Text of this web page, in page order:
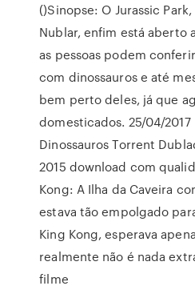
()Sinopse: O Jurassic
Nublar, enfim está aberto
as pessoas podem
com dinossauros e até
bem perto deles, já que
domesticados. 25/04/2017
Dinossauros Torrent
2015 download com
Kong: A Ilha da Caveira
estava tão empolgado
King Kong, esperava
realmente não é nada
filme